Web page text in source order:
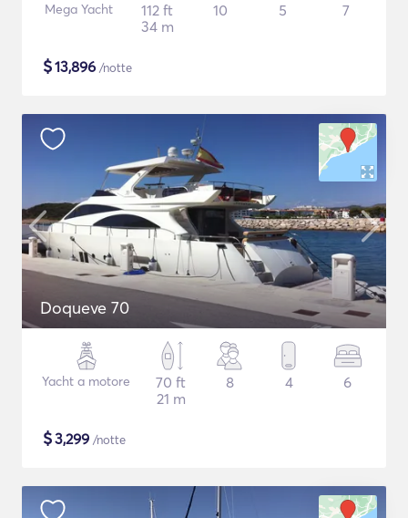
Mega Yacht
112 ft
34 m
10 5 7
$13,896 /notte
Doqueve 70
Yacht a motore
70 ft
21 m
8 4 6
$3,299 /notte